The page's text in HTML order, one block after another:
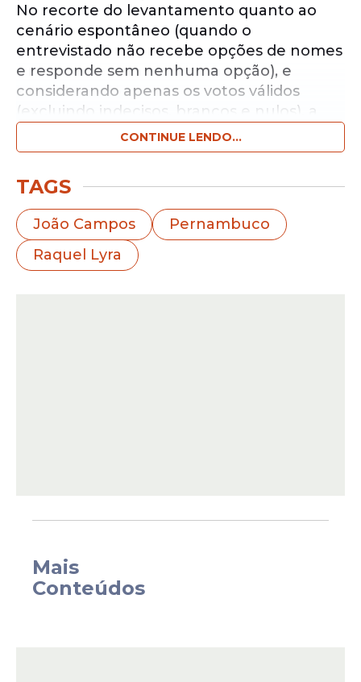
No recorte do levantamento quanto ao
cenário espontâneo (quando o
entrevistado não recebe opções de nomes
e responde sem nenhuma opção), e
considerando apenas os votos válidos
(excluindo indecisos, brancos e nulos), a
Raquel Lyra(PSD), aparece na
liderança com 57,5%, enquanto o ex-
surge com 39,2%.
Notícias pelo WhatsApp
Receba as notícias exclusivas do
de Prefeitura
CONTINUE LENDO...
TAGS
João Campos
Pernambuco
Raquel Lyra
Mais
Conteúdos